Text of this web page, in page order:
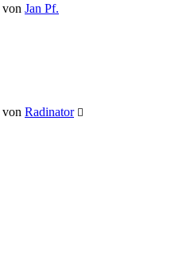
von Jan Pf.
von Radinator